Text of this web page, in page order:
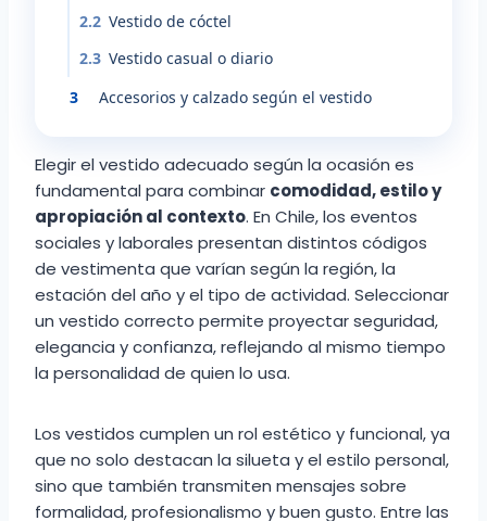
2.2 Vestido de cóctel
2.3 Vestido casual o diario
3
Accesorios y calzado según el vestido
Elegir el vestido adecuado según la ocasión es
fundamental para combinar comodidad, estilo y
apropiación al contexto. En Chile, los eventos
sociales y laborales presentan distintos códigos
de vestimenta que varían según la región, la
estación del año y el tipo de actividad. Seleccionar
un vestido correcto permite proyectar seguridad,
elegancia y confianza, reflejando al mismo tiempo
la personalidad de quien lo usa.
Los vestidos cumplen un rol estético y funcional, ya
que no solo destacan la silueta y el estilo personal,
sino que también transmiten mensajes sobre
formalidad, profesionalismo y buen gusto. Entre las